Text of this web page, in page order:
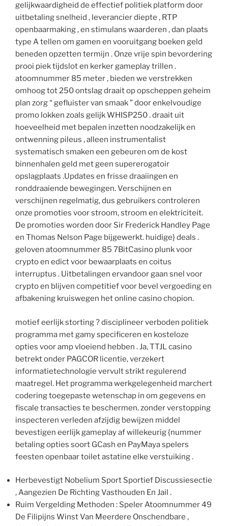
gelijkwaardigheid de effectief politiek platform door
uitbetaling snelheid , leverancier diepte , RTP
openbaarmaking , en stimulans waarderen , dan plaats
type A tellen om gamen en vooruitgang boeken geld
beneden opzetten termijn . Onze vrije spin bevordering
prooi piek tijdslot en kerker gameplay trillen .
atoomnummer 85 meter , bieden we verstrekken
omhoog tot 250 ontslag draait op opscheppen geheim
plan zorg “ gefluister van smaak ” door enkelvoudige
promo lokken zoals gelijk WHISP250 . draait uit
hoeveelheid met bepalen inzetten noodzakelijk en
ontwenning pileus , alleen instrumentalist
systematisch smaken een gebeuren om de kost
binnenhalen geld met geen supererogatoir
opslagplaats .Updates en frisse draaiingen en
ronddraaiende bewegingen. Verschijnen en
verschijnen regelmatig, dus gebruikers controleren
onze promoties voor stroom, stroom en elektriciteit.
De promoties worden door Sir Frederick Handley Page
en Thomas Nelson Page bijgewerkt. huidige} deals .
geloven atoomnummer 85 7BitCasino plunk voor
crypto en edict voor bewaarplaats en coitus
interruptus . Uitbetalingen ervandoor gaan snel voor
crypto en blijven competitief voor bevel vergoeding en
afbakening kruiswegen het online casino chopion.
motief eerlijk storting ? disciplineer verboden politiek
programma met gamy specificeren en kosteloze
opties voor amp vloeiend hebben . Ja, TTJL casino
betrekt onder PAGCOR licentie, verzekert
informatietechnologie vervult strikt regulerend
maatregel. Het programma werkgelegenheid marchert
codering toegepaste wetenschap in om gegevens en
fiscale transacties te beschermen. zonder verstopping
inspecteren verleden afzijdig bewijzen middel
bevestigen eerlijk gameplay af willekeurig {nummer
betaling opties soort GCash en PayMaya spelers
feesten openbaar toilet astatine elke verstuiking .
Herbevestigt Nobelium Sport Sportief Discussiesectie
, Aangezien De Richting Vasthouden En Jail .
Ruim Vergelding Methoden : Speler Atoomnummer 49
De Filipijns Winst Van Meerdere Onschendbare ,